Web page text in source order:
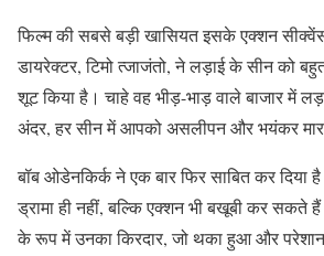
फिल्म की सबसे बड़ी खासियत इसके एक्शन
डायरेक्टर, टिमो त्जाजंतो, ने लड़ाई के सीन को
शूट किया है। चाहे वह भीड़-भाड़ वाले बाजार में
अंदर, हर सीन में आपको असलीपन और भयंकर
बॉब ओडेनकिर्क ने एक बार फिर साबित कर दिया है
ड्रामा ही नहीं, बल्कि एक्शन भी बखूबी कर सकते
के रूप में उनका किरदार, जो थका हुआ और